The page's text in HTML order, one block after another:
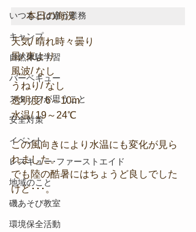
いつもとは違う業務
キャンプ
自然体験学習
バーベキュー
スタッフが思うこと
安全対策
イベント
レスキュー･ファーストエイド
地域のこと
磯あそび教室
環境保全活動
本日の海況
天気/ 晴れ時々曇り
風/ 東より
風波/ なし
うねり/ なし
透明度/ 6～10m
水温/ 19～24℃
この風向きにより水温にも変化が見ら
れました。
でも陸の酷暑にはちょうど良しでした
けど･･･。